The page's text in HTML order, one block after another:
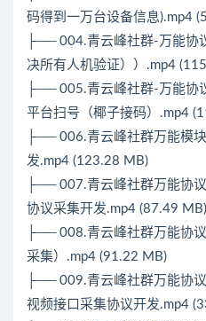
码得到一万台设备信息).mp4
├── 004.青云峰社群-万能协
决所有人机验证））.mp4
├── 005.青云峰社群-万能协
平台扫号（椰子接码）.mp4
├── 006.青云峰社群万能模
发.mp4 (123.28 MB)
├── 007.青云峰社群万能协
协议采集开发.mp4 (87.49 MB)
├── 008.青云峰社群万能协
采集）.mp4 (91.22 MB)
├── 009.青云峰社群万能协
视频接口采集协议开发.mp4